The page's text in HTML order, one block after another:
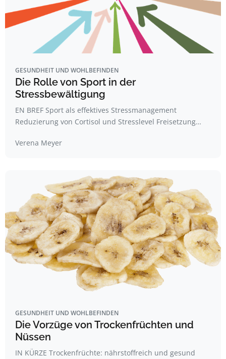
GESUNDHEIT UND WOHLBEFINDEN
Die Rolle von Sport in der
Stressbewältigung
EN BREF Sport als effektives Stressmanagement
Reduzierung von Cortisol und Stresslevel Freisetzung…
Verena Meyer
GESUNDHEIT UND WOHLBEFINDEN
Die Vorzüge von Trockenfrüchten und
Nüssen
IN KÜRZE Trockenfrüchte: nährstoffreich und gesund